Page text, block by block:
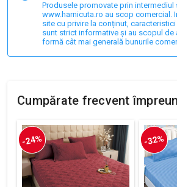
Produsele promovate prin intermediul
www.harnicuta.ro au scop comercial.
site cu privire la conținut,
sunt strict informative și au scopul de
formă cât mai generală bunurile
Cumpărate frecvent
-24% -32%